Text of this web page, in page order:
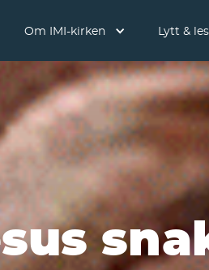
Om IMI-kirken Lytt & les